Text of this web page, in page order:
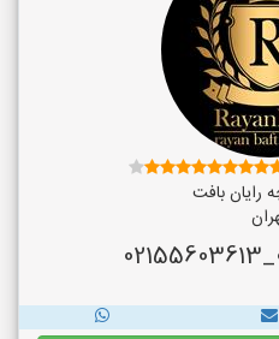
رایان بافت